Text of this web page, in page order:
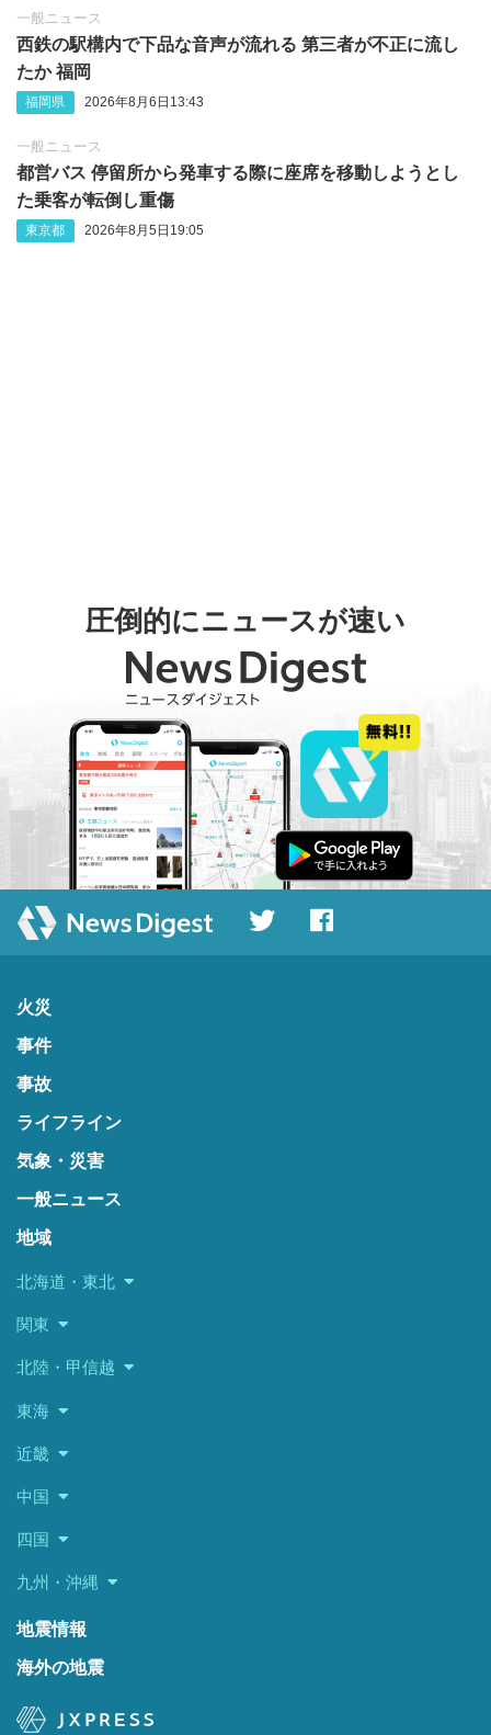
一般ニュース
西鉄の駅構内で下品な音声が流れる 第三者が不正に流し
たか 福岡
福岡県 2026年8月6日13:43
一般ニュース
都営バス 停留所から発車する際に座席を移動しようとし
た乗客が転倒し重傷
東京都 2026年8月5日19:05
圧倒的にニュースが速い
火災
事件
事故
ライフライン
気象・災害
一般ニュース
地域
北海道・東北
関東
北陸・甲信越
東海
近畿
中国
四国
九州・沖縄
地震情報
海外の地震